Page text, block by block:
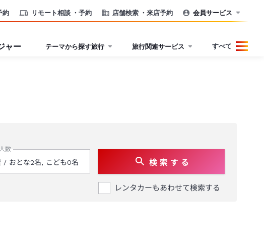
約 リモート相談 ・予約 店舗検索 ・来店予約 会員サービス
ャー テーマから探す旅行 旅行関連サービス すべて
数
検 索 す る
レンタカーもあわせて検索する